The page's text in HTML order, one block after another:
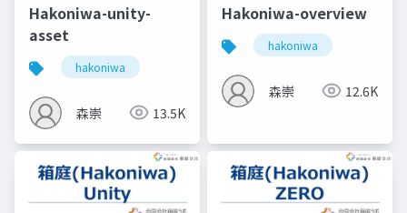
Hakoniwa-unity-
asset
hakoniwa
森崇 13.5K
Hakoniwa-overview
hakoniwa
森崇 12.6K